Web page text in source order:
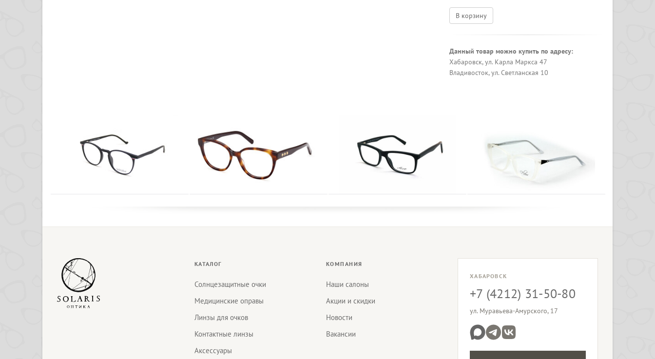
В корзину
Данный товар можно купить по адресу:
Хабаровск, ул. Карла Маркса 47
Владивосток, ул. Светланская 10
КАТАЛОГ
Солнцезащитные очки
Медицинские оправы
Линзы для очков
Контактные линзы
Аксессуары
КОМПАНИЯ
Наши салоны
Акции и скидки
Новости
Вакансии
ХАБАРОВСК
+7 (4212) 31-50-80
ул. Муравьева-Амурского, 17